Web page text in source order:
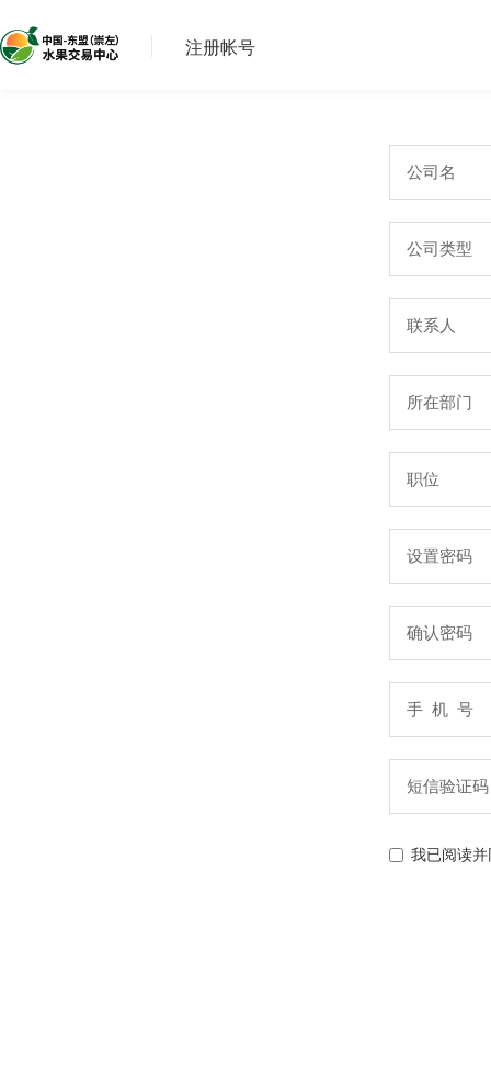
注册帐号
公司名
公司类型
联系人
所在部门
职位
设置密码
确认密码
手 机 号
短信验证码
我已阅读并